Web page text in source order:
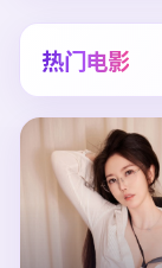
热门电影